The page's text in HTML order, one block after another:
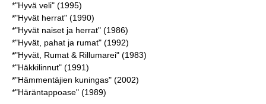
*"Hyvä veli" (1995)
*"Hyvät herrat" (1990)
*"Hyvät naiset ja herrat" (1986)
*"Hyvät, pahat ja rumat" (1992)
*"Hyvät, Rumat & Rillumarei" (1983)
*"Häkkilinnut" (1991)
*"Hämmentäjien kuningas" (2002)
*"Häräntappoase" (1989)